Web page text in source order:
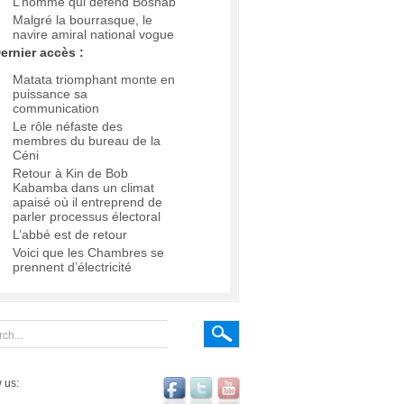
Malgré la bourrasque, le
navire amiral national vogue
accès :
Matata triomphant monte en
puissance sa
communication
Le rôle néfaste des
membres du bureau de la
Céni
Retour à Kin de Bob
Kabamba dans un climat
apaisé où il entreprend de
parler processus électoral
L’abbé est de retour
Voici que les Chambres se
prennent d’électricité
us: